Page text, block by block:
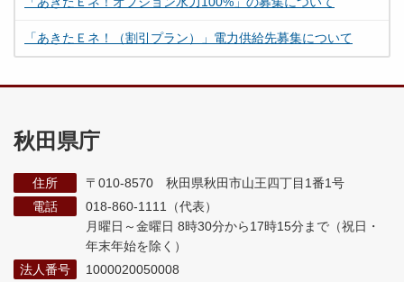
「あきたＥネ！（割引プラン）」電力供給先募集について
秋田県庁
住所
〒010-8570 秋田県秋田市山王四丁目1番1号
電話
018-860-1111（代表）
月曜日～金曜日 8時30分から17時15分まで （祝日・
年末年始を除く）
法人番号
1000020050008